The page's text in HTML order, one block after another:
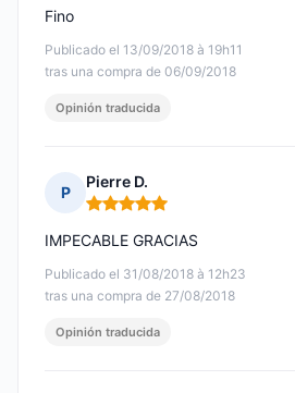
Publicado el 13/09/2018 à 19h11
tras una compra de 06/09/2018
Fino
Opinión traducida
P
Pierre D.
Nota: 5 de 5
Publicado el 31/08/2018 à 12h23
tras una compra de 27/08/2018
IMPECABLE GRACIAS
Opinión traducida